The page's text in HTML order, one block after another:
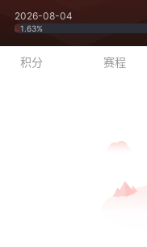
2026-08-04
1.63%
积分 赛程